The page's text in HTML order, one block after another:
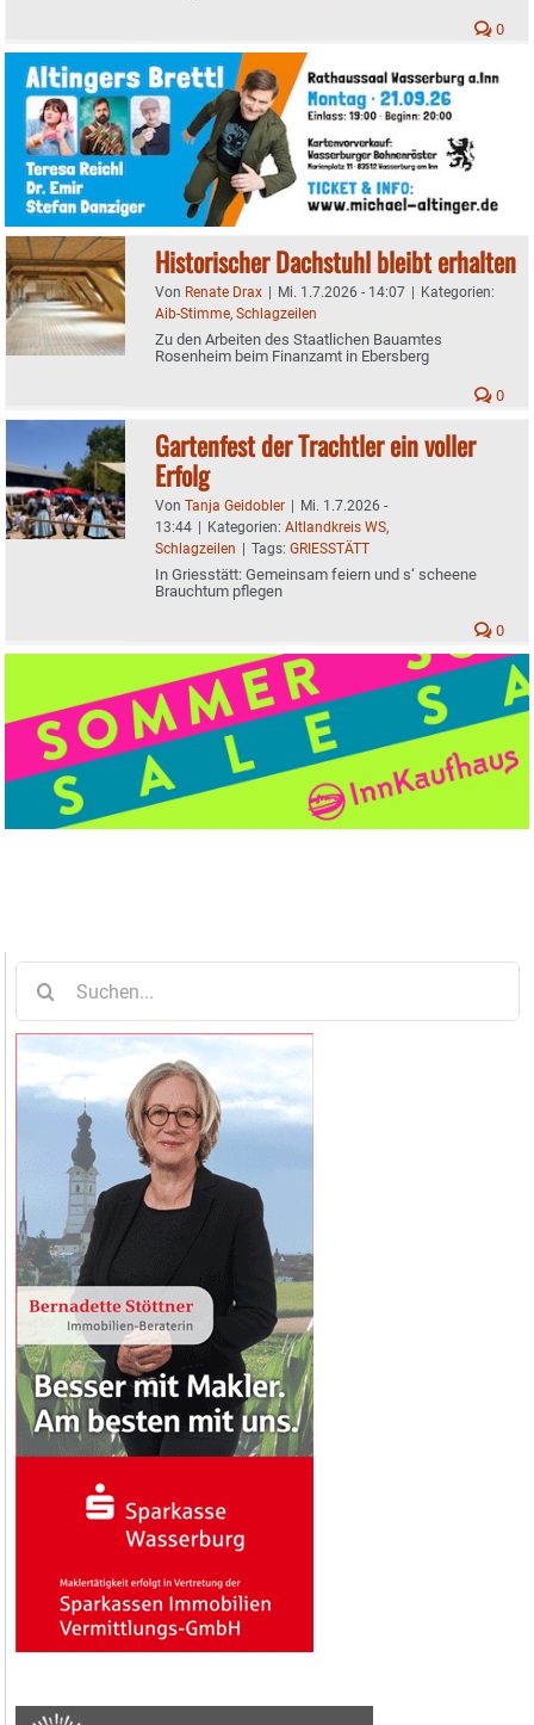
0
Historischer Dachstuhl bleibt erhalten
Von Renate Drax Mi. 1.7.2026 - 14:07
Kategorien:
Aib-Stimme, Schlagzeilen
Zu den Arbeiten des Staatlichen Bauamtes
Rosenheim beim Finanzamt in Ebersberg
0
Gartenfest der Trachtler ein voller
Erfolg
Von Tanja Geidobler
Mi. 1.7.2026 -
13:44
Kategorien: Altlandkreis WS,
Schlagzeilen
Tags: GRIESSTÄTT
In Griesstätt: Gemeinsam feiern und s‘ scheene
Brauchtum pflegen
0
nach: